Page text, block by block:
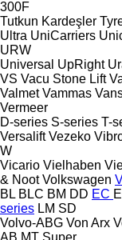
300F
Tutkun Kardeşler
Ultra UniCarriers
URW
Universal UpRight
VS Vacu Stone Lift
Valmet Vammas
Vermeer
D-series S-series T-
Versalift Vezeko
W
Vicario Vielhaben
& Noot Volkswagen
BL BLC BM DD EC
series LM SD
Volvo-ABG Von Arx
AB MT Super